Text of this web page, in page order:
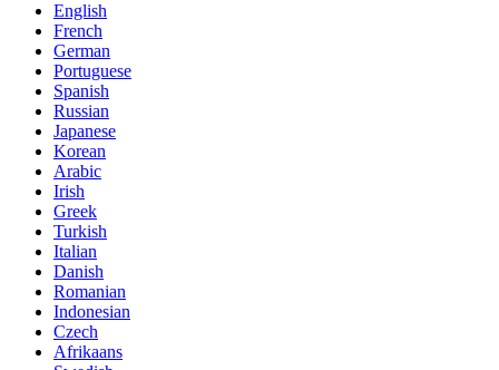
English
French
German
Portuguese
Spanish
Russian
Japanese
Korean
Arabic
Irish
Greek
Turkish
Italian
Danish
Romanian
Indonesian
Czech
Afrikaans